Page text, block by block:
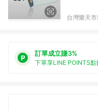
台灣樂天
訂單成立賺3%
下單享LINE POINTS點